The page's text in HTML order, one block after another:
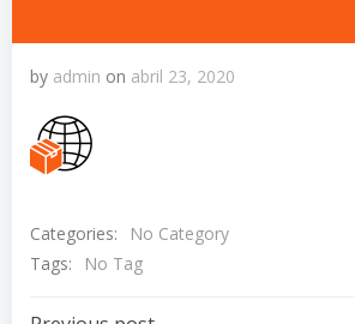
by admin on abril 23, 2020
Categories:
No Category
Tags:
No Tag